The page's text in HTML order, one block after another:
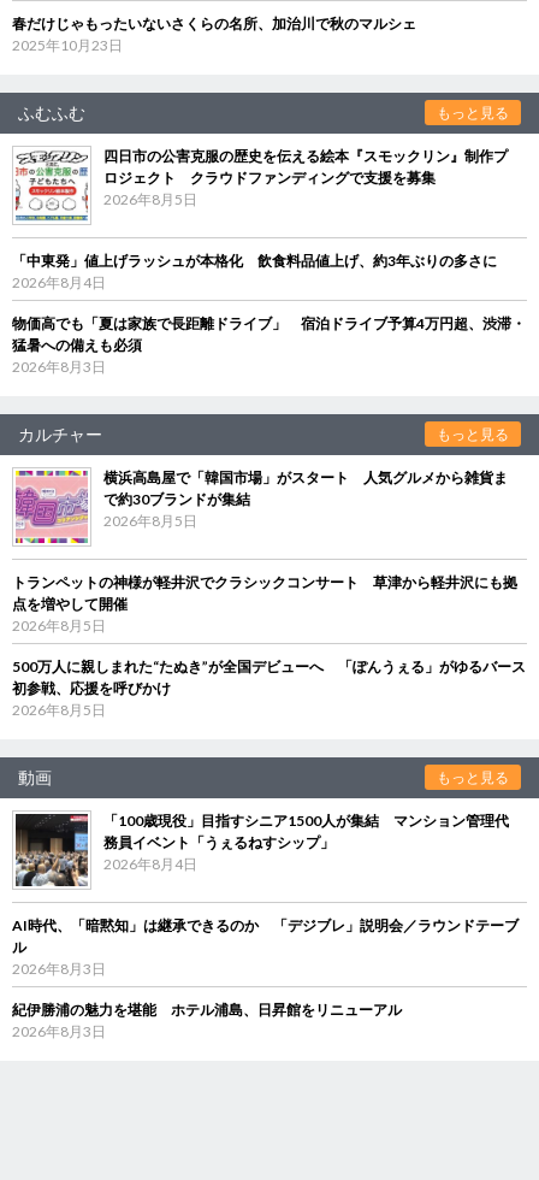
春だけじゃもったいないさくらの名所、加治川で秋のマルシェ
2025年10月23日
ふむふむ もっと見る
四日市の公害克服の歴史を伝える絵本『スモックリン』制作プ
ロジェクト クラウドファンディングで支援を募集
2026年8月5日
「中東発」値上げラッシュが本格化 飲食料品値上げ、約3年ぶりの多さに
2026年8月4日
物価高でも「夏は家族で長距離ドライブ」 宿泊ドライブ予算4万円超、渋滞・
猛暑への備えも必須
2026年8月3日
カルチャー もっと見る
横浜高島屋で「韓国市場」がスタート 人気グルメから雑貨ま
で約30ブランドが集結
2026年8月5日
トランペットの神様が軽井沢でクラシックコンサート 草津から軽井沢にも拠
点を増やして開催
2026年8月5日
500万人に親しまれた“たぬき”が全国デビューへ 「ぽんうぇる」がゆるバース
初参戦、応援を呼びかけ
2026年8月5日
動画 もっと見る
「100歳現役」目指すシニア1500人が集結 マンション管理代
務員イベント「うぇるねすシップ」
2026年8月4日
AI時代、「暗黙知」は継承できるのか 「デジブレ」説明会／ラウンドテーブ
ル
2026年8月3日
紀伊勝浦の魅力を堪能 ホテル浦島、日昇館をリニューアル
2026年8月3日